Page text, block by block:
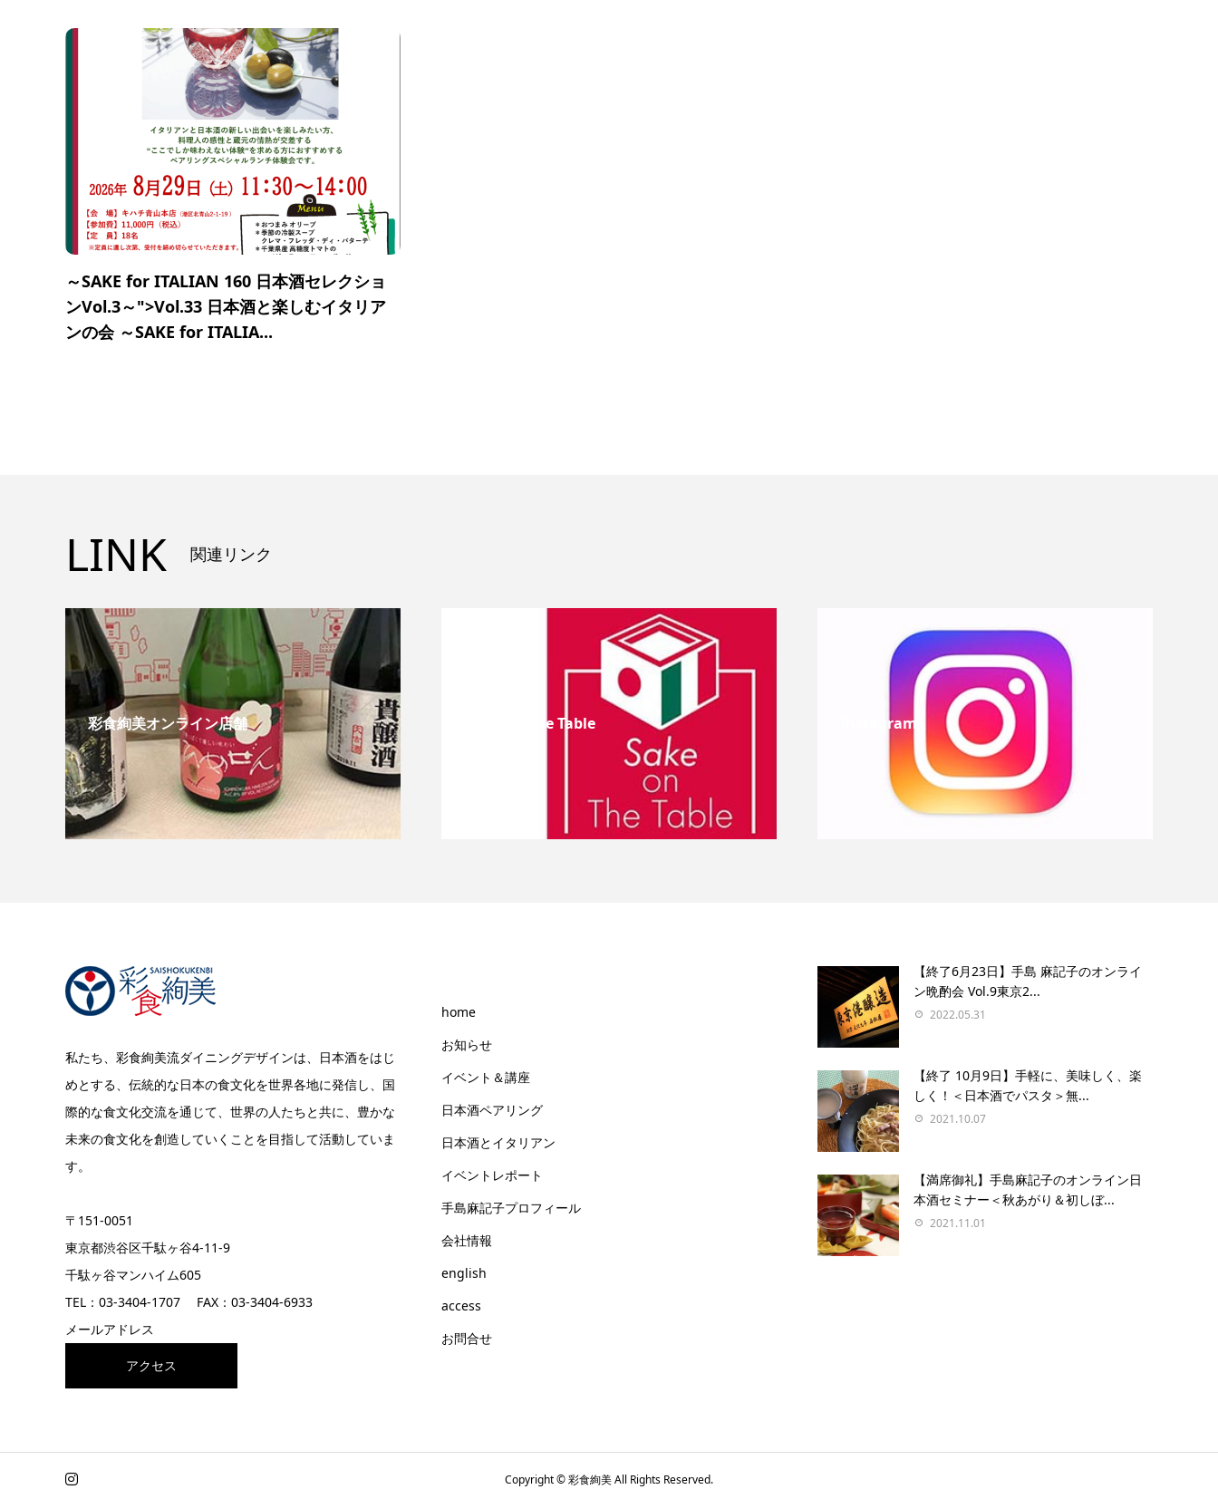
～SAKE for ITALIAN 160 日本酒セレクショ
ンVol.3～">Vol.33 日本酒と楽しむイタリア
ンの会 ～SAKE for ITALIA...
LINK 関連リンク
彩食絢美オンライン店舗 Sake On The Table Instagram
私たち、彩食絢美流ダイニングデザインは、日本酒をはじ
めとする、伝統的な日本の食文化を世界各地に発信し、国
際的な食文化交流を通じて、世界の人たちと共に、豊かな
未来の食文化を創造していくことを目指して活動していま
す。
〒151-0051
東京都渋谷区千駄ヶ谷4-11-9
千駄ヶ谷マンハイム605
TEL：03-3404-1707 FAX：03-3404-6933
メールアドレス
アクセス
home
お知らせ
イベント＆講座
日本酒ペアリング
日本酒とイタリアン
イベントレポート
手島麻記子プロフィール
会社情報
english
access
お問合せ
【終了6月23日】手島 麻記子のオンライ
ン晩酌会 Vol.9東京2...
2022.05.31
【終了 10月9日】手軽に、美味しく、楽
しく！＜日本酒でパスタ＞無...
2021.10.07
【満席御礼】手島麻記子のオンライン日
本酒セミナー＜秋あがり＆初しぼ...
2021.11.01
Copyright © 彩食絢美 All Rights Reserved.